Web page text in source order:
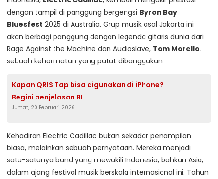
dengan tampil di panggung bergengsi Byron Bay
Bluesfest 2025 di Australia. Grup musik asal Jakarta ini
akan berbagi panggung dengan legenda gitaris dunia dari
Rage Against the Machine dan Audioslave, Tom Morello,
sebuah kehormatan yang patut dibanggakan.
Kapan QRIS Tap bisa digunakan di iPhone?
Begini penjelasan BI
Jumat, 20 Februari 2026
Kehadiran Electric Cadillac bukan sekadar penampilan
biasa, melainkan sebuah pernyataan. Mereka menjadi
satu-satunya band yang mewakili Indonesia, bahkan Asia,
dalam ajang festival musik berskala internasional ini. Tahun